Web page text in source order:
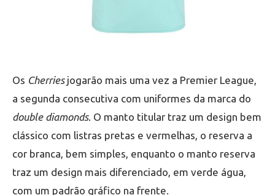
Os Cherriesjogarão mais uma vez a Premier League,
a segunda consecutiva com uniformes da marca do
double diamonds. O manto titular traz um design bem
clássico com listras pretas e vermelhas, o reserva a
cor branca, bem simples, enquanto o manto reserva
traz um design mais diferenciado, em verde água,
com um padrão gráfico na frente.